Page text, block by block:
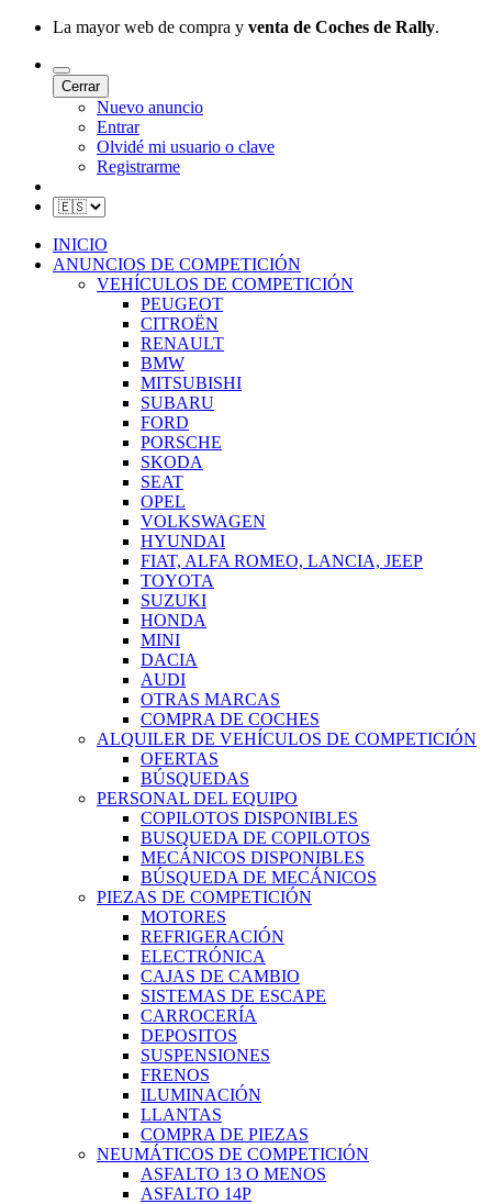
La mayor web de compra y venta de Coches de Rally.
Cerrar
Nuevo anuncio
Entrar
Olvidé mi usuario o clave
Registrarme
INICIO
ANUNCIOS DE COMPETICIÓN
VEHÍCULOS DE COMPETICIÓN
PEUGEOT
CITROËN
RENAULT
BMW
MITSUBISHI
SUBARU
FORD
PORSCHE
SKODA
SEAT
OPEL
VOLKSWAGEN
HYUNDAI
FIAT, ALFA ROMEO, LANCIA, JEEP
TOYOTA
SUZUKI
HONDA
MINI
DACIA
AUDI
OTRAS MARCAS
COMPRA DE COCHES
ALQUILER DE VEHÍCULOS DE COMPETICIÓN
OFERTAS
BÚSQUEDAS
PERSONAL DEL EQUIPO
COPILOTOS DISPONIBLES
BUSQUEDA DE COPILOTOS
MECÁNICOS DISPONIBLES
BÚSQUEDA DE MECÁNICOS
PIEZAS DE COMPETICIÓN
MOTORES
REFRIGERACIÓN
ELECTRÓNICA
CAJAS DE CAMBIO
SISTEMAS DE ESCAPE
CARROCERÍA
DEPOSITOS
SUSPENSIONES
FRENOS
ILUMINACIÓN
LLANTAS
COMPRA DE PIEZAS
NEUMÁTICOS DE COMPETICIÓN
ASFALTO 13 O MENOS
ASFALTO 14P